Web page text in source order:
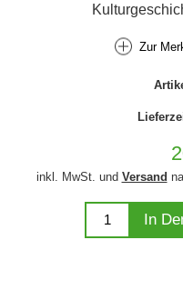
Zur
inkl. MwSt. und Versand
In